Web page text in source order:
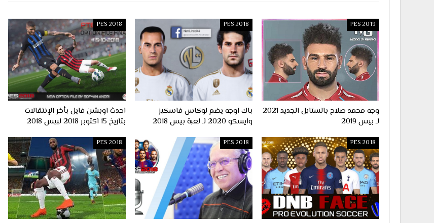
PES 2019
وجه محمد صلاح بالستايل الجديد 2021
لـ بيس 2019
PES 2018
باك اوجه يضم لوكاس فاسكيز
وايسكو 2020 لـ لعبة بيس 2018
PES 2018
احدث اوبشن فايل بأخر الإنتقالات
بتاريخ 15 اكتوبر 2018 لبيس 2018
PES 2018
PES 2018
PES 2018